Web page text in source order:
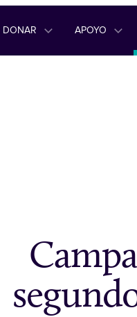
DONAR APOYO